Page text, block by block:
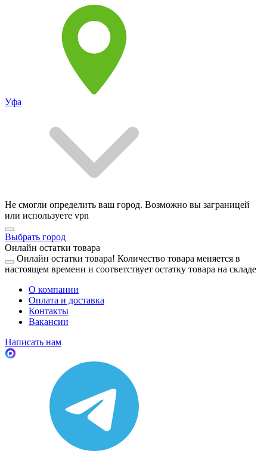
Уфа
Не смогли определить ваш город. Возможно вы заграницей
или используете vpn
Выбрать город
Онлайн остатки товара
Онлайн остатки товара! Количество товара меняется в
настоящем времени и соответствует остатку товара на складе
О компании
Оплата и доставка
Контакты
Вакансии
Написать нам